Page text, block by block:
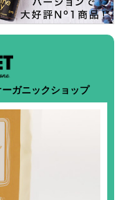
ガニックショップ